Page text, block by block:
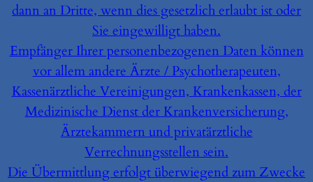
dann an Dritte, wenn dies gesetzlich erlaubt ist oder
Sie eingewilligt haben.
Empfänger Ihrer personenbezogenen Daten können
vor allem andere Ärzte / Psychotherapeuten,
Kassenärztliche Vereinigungen, Krankenkassen, der
Medizinische Dienst der Krankenversicherung,
Ärztekammern und privatärztliche
Verrechnungsstellen sein.
Die Übermittlung erfolgt überwiegend zum Zwecke